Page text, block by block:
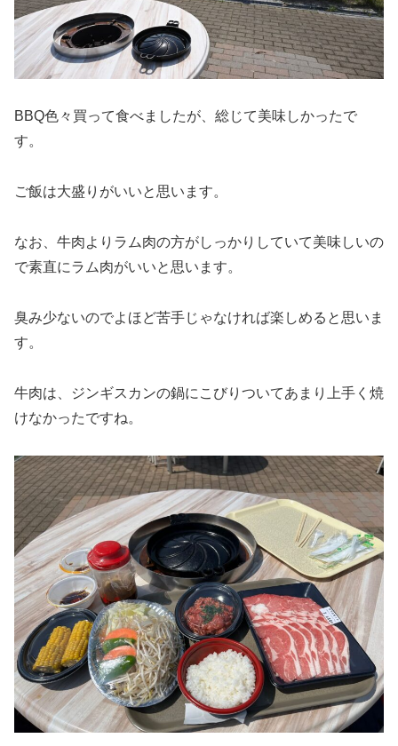
BBQ色々買って食べましたが、総じて美味しかったで
す。
ご飯は大盛りがいいと思います。
なお、牛肉よりラム肉の方がしっかりしていて美味しいの
で素直にラム肉がいいと思います。
臭み少ないのでよほど苦手じゃなければ楽しめると思いま
す。
牛肉は、ジンギスカンの鍋にこびりついてあまり上手く焼
けなかったですね。